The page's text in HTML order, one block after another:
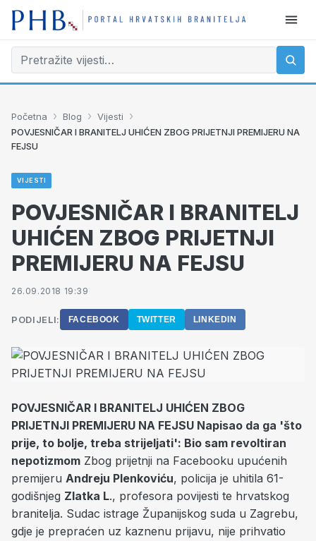
Početna › Blog › Vijesti ›
POVJESNIČAR I BRANITELJ UHIĆEN ZBOG PRIJETNJI PREMIJERU NA
FEJSU
VIJESTI
POVJESNIČAR I BRANITELJ
UHIĆEN ZBOG PRIJETNJI
PREMIJERU NA FEJSU
26.09.2018 19:39
PODIJELI: FACEBOOK TWITTER LINKEDIN
POVJESNIČAR I BRANITELJ UHIĆEN ZBOG
PRIJETNJI PREMIJERU NA FEJSU Napisao da ga 'što
prije, to bolje, treba strijeljati': Bio sam revoltiran
nepotizmom Zbog prijetnji na Facebooku upućenih
premijeru Andreju Plenkoviću, policija je uhitila 61-
godišnjeg Zlatka L., profesora povijesti te hrvatskog
branitelja. Sudac istrage Županijskog suda u Zagrebu,
gdje je prepraćen uz kaznenu prijavu, nije prihvatio